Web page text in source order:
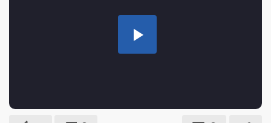
Play